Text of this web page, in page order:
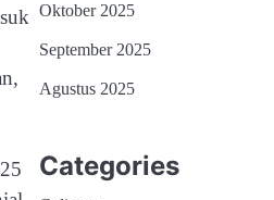
Oktober 2025
September 2025
Agustus 2025
Categories